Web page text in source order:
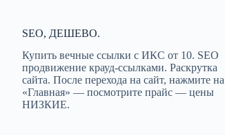
SEO, ДЕШЕВО.
Купить вечные ссылки с ИКС от 10. SEO
продвижение крауд-ссылками. Раскрутка
сайта. После перехода на сайт, нажмите на
«Главная» — посмотрите прайс — цены
НИЗКИЕ.